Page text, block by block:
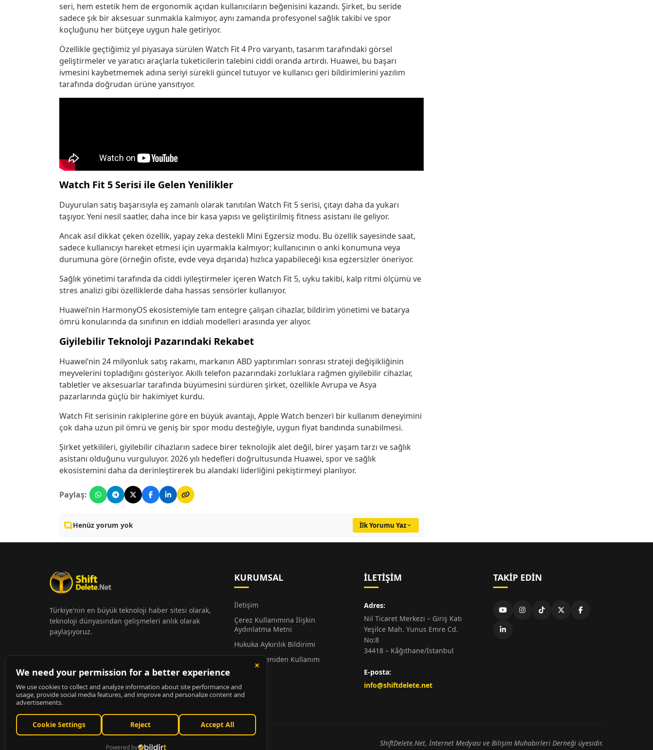
seri, hem estetik hem de ergonomik açıdan kullanıcıların beğenisini kazandı. Şirket, bu seride
sadece şık bir aksesuar sunmakla kalmıyor, aynı zamanda profesyonel sağlık takibi ve spor
koçluğunu her bütçeye uygun hale getiriyor.
Özellikle geçtiğimiz yıl piyasaya sürülen Watch Fit 4 Pro varyantı, tasarım tarafındaki görsel
geliştirmeler ve yaratıcı araçlarla tüketicilerin talebini ciddi oranda artırdı. Huawei, bu başarı
ivmesini kaybetmemek adına seriyi sürekli güncel tutuyor ve kullanıcı geri bildirimlerini yazılım
tarafında doğrudan ürüne yansıtıyor.
Watch Fit 5 Serisi ile Gelen Yenilikler
Duyurulan satış başarısıyla eş zamanlı olarak tanıtılan Watch Fit 5 serisi, çıtayı daha da yukarı
taşıyor. Yeni nesil saatler, daha ince bir kasa yapısı ve geliştirilmiş fitness asistanı ile geliyor.
Ancak asıl dikkat çeken özellik, yapay zeka destekli Mini Egzersiz modu. Bu özellik sayesinde saat,
sadece kullanıcıyı hareket etmesi için uyarmakla kalmıyor; kullanıcının o anki konumuna veya
durumuna göre (örneğin ofiste, evde veya dışarıda) hızlıca yapabileceği kısa egzersizler öneriyor.
Sağlık yönetimi tarafında da ciddi iyileştirmeler içeren Watch Fit 5, uyku takibi, kalp ritmi ölçümü ve
stres analizi gibi özelliklerde daha hassas sensörler kullanıyor.
Huawei’nin HarmonyOS ekosistemiyle tam entegre çalışan cihazlar, bildirim yönetimi ve batarya
ömrü konularında da sınıfının en iddialı modelleri arasında yer alıyor.
Giyilebilir Teknoloji Pazarındaki Rekabet
Huawei’nin 24 milyonluk satış rakamı, markanın ABD yaptırımları sonrası strateji değişikliğinin
meyvelerini topladığını gösteriyor. Akıllı telefon pazarındaki zorluklara rağmen giyilebilir cihazlar,
tabletler ve aksesuarlar tarafında büyümesini sürdüren şirket, özellikle Avrupa ve Asya
pazarlarında güçlü bir hakimiyet kurdu.
Watch Fit serisinin rakiplerine göre en büyük avantajı, Apple Watch benzeri bir kullanım deneyimini
çok daha uzun pil ömrü ve geniş bir spor modu desteğiyle, uygun fiyat bandında sunabilmesi.
Şirket yetkilileri, giyilebilir cihazların sadece birer teknolojik alet değil, birer yaşam tarzı ve sağlık
asistanı olduğunu vurguluyor. 2026 yılı hedefleri doğrultusunda Huawei, spor ve sağlık
ekosistemini daha da derinleştirerek bu alandaki liderliğini pekiştirmeyi planlıyor.
Paylaş:
Henüz yorum yok İlk Yorumu Yaz
Türkiye'nin en büyük teknoloji haber sitesi olarak,
teknoloji dünyasından gelişmeleri anlık olarak
paylaşıyoruz.
KURUMSAL
İletişim
Çerez Kullanımına İlişkin
Aydınlatma Metni
Hukuka Aykırılık Bildirimi
Alıntı ve Yeniden Kullanım
Hakkında
Künye
İLETIŞIM
Adres:
Nil Ticaret Merkezi – Giriş Katı
Yeşilce Mah. Yunus Emre Cd.
No:8
34418 – Kâğıthane/İstanbul
E-posta:
info@shiftdelete.net
TAKIP EDIN
ShiftDelete.Net - Tüm hakları saklıdır. ShiftDelete.Net, İnternet Medyası ve Bilişim Muhabirleri Derneği üyesidir.